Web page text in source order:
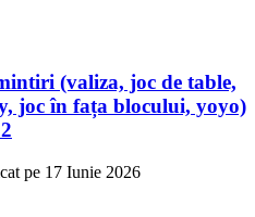
(valiza, joc de table,
joc în fața blocului, yoyo)
pe 17 Iunie 2026